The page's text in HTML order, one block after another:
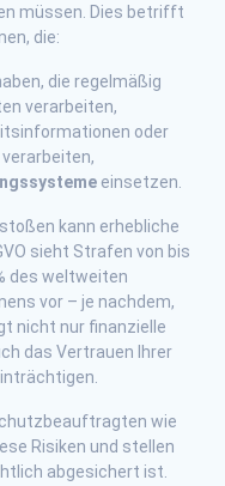
müssen. Dies betrifft
die:
die regelmäßig
verarbeiten,
oder
einsetzen.
kann erhebliche
sieht Strafen von bis
des weltweiten
vor – je nachdem,
nicht nur finanzielle
das Vertrauen Ihrer
wie
Risiken und stellen
abgesichert ist.